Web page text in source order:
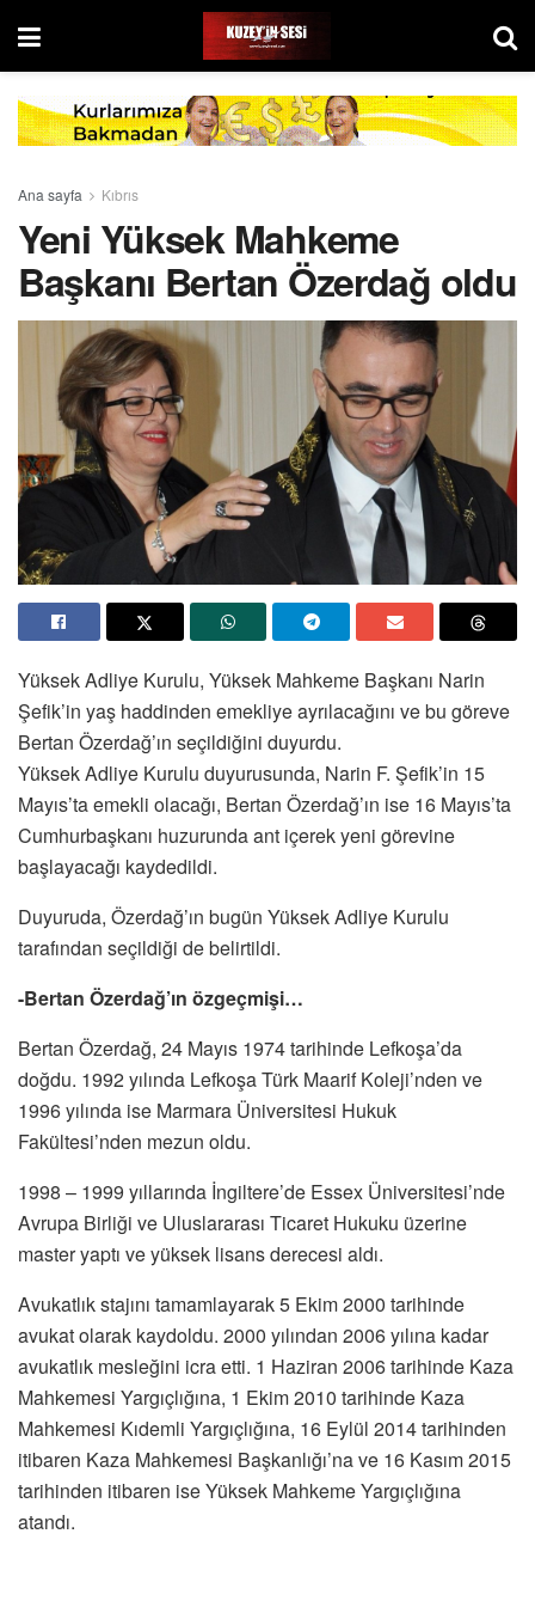
Ana sayfa Kıbrıs
Yeni Yüksek Mahkeme
Başkanı Bertan Özerdağ oldu
Yüksek Adliye Kurulu, Yüksek Mahkeme Başkanı Narin
Şefik’in yaş haddinden emekliye ayrılacağını ve bu göreve
Bertan Özerdağ’ın seçildiğini duyurdu.
Yüksek Adliye Kurulu duyurusunda, Narin F. Şefik’in 15
Mayıs’ta emekli olacağı, Bertan Özerdağ’ın ise 16 Mayıs’ta
Cumhurbaşkanı huzurunda ant içerek yeni görevine
başlayacağı kaydedildi.
Duyuruda, Özerdağ’ın bugün Yüksek Adliye Kurulu
tarafından seçildiği de belirtildi.
-Bertan Özerdağ’ın özgeçmişi…
Bertan Özerdağ, 24 Mayıs 1974 tarihinde Lefkoşa’da
doğdu. 1992 yılında Lefkoşa Türk Maarif Koleji’nden ve
1996 yılında ise Marmara Üniversitesi Hukuk
Fakültesi’nden mezun oldu.
1998 – 1999 yıllarında İngiltere’de Essex Üniversitesi’nde
Avrupa Birliği ve Uluslararası Ticaret Hukuku üzerine
master yaptı ve yüksek lisans derecesi aldı.
Avukatlık stajını tamamlayarak 5 Ekim 2000 tarihinde
avukat olarak kaydoldu. 2000 yılından 2006 yılına kadar
avukatlık mesleğini icra etti. 1 Haziran 2006 tarihinde Kaza
Mahkemesi Yargıçlığına, 1 Ekim 2010 tarihinde Kaza
Mahkemesi Kıdemli Yargıçlığına, 16 Eylül 2014 tarihinden
itibaren Kaza Mahkemesi Başkanlığı’na ve 16 Kasım 2015
tarihinden itibaren ise Yüksek Mahkeme Yargıçlığına
atandı.